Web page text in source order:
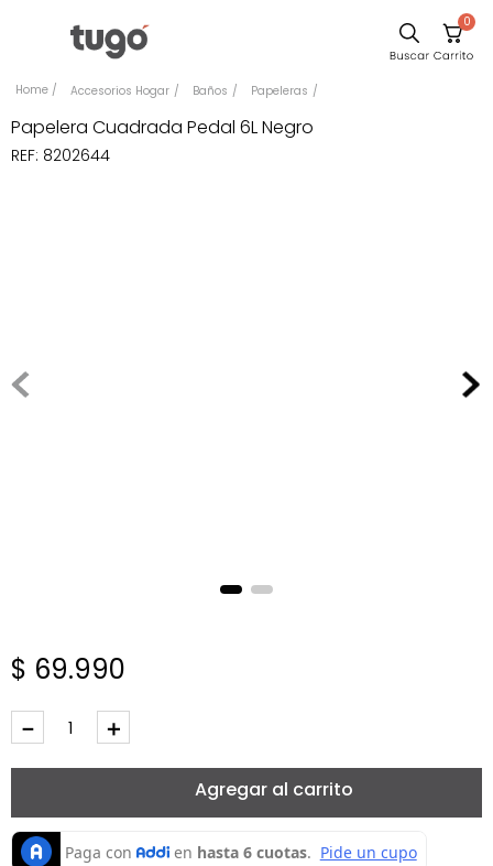
0
Accesorios Hogar Baños Papeleras
Papelera Cuadrada Pedal 6L Negro
REF: 8202644
$ 69.990
＋
－
Agregar al carrito
Comedor
Escritorio